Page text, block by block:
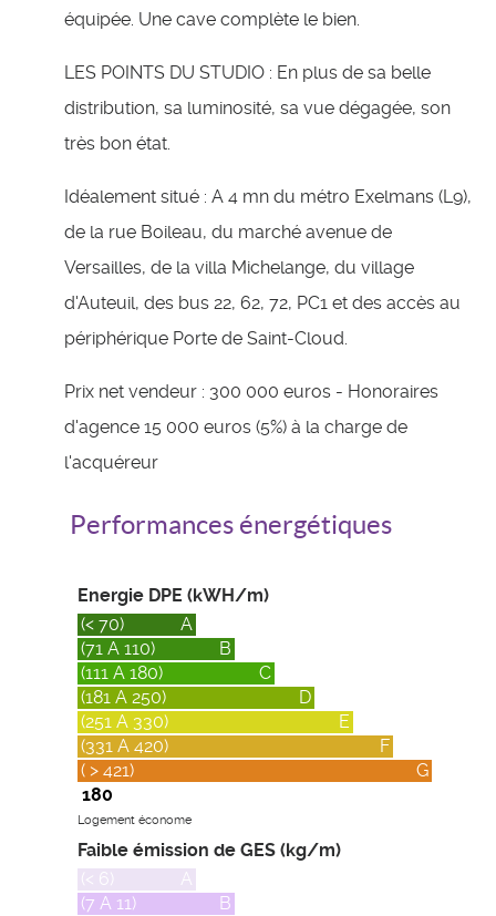
équipée. Une cave complète le bien.
LES POINTS DU STUDIO : En plus de sa belle
distribution, sa luminosité, sa vue dégagée, son
très bon état.
Idéalement situé : A 4 mn du métro Exelmans (L9),
de la rue Boileau, du marché avenue de
Versailles, de la villa Michelange, du village
d'Auteuil, des bus 22, 62, 72, PC1 et des accès au
périphérique Porte de Saint-Cloud.
Prix net vendeur : 300 000 euros - Honoraires
d'agence 15 000 euros (5%) à la charge de
l'acquéreur
Performances énergétiques
Energie DPE (kWH/m)
(< 70)
A
(71 A 110)
B
(111 A 180)
C
(181 A 250)
D
(251 A 330)
E
(331 A 420)
F
( > 421)
G
180
Logement économe
Faible émission de GES (kg/m)
(< 6)
A
(7 A 11)
B